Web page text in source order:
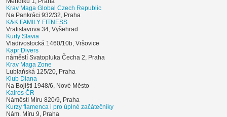
Krav Maga Global Czech Republic
Na Pankráci 932/32, Praha
K&K FAMILY FITNESS
Vratislavova 34, Vyšehrad
Kurty Slavia
Vladivostocká 1460/10b, Vršovice
Kapr Divers
náměstí Svatopluka Čecha 2, Praha
Krav Maga Zone
Lublaňská 125/20, Praha
Klub Diana
Na Bojišti 1948/6, Nové Město
Kairos ČR
Náměstí Míru 820/9, Praha
Kurzy flamenca i pro úplné začátečníky
Nám. Míru 9, Praha